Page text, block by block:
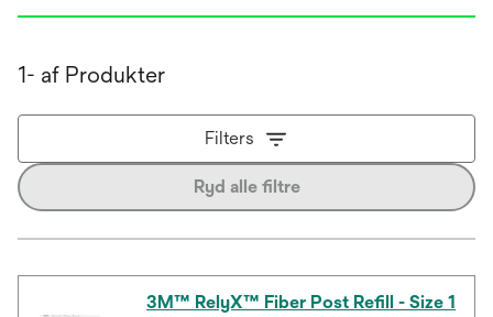
1- af Produkter
Filters
Ryd alle filtre
3M™ RelyX™ Fiber Post Refill - Size 1